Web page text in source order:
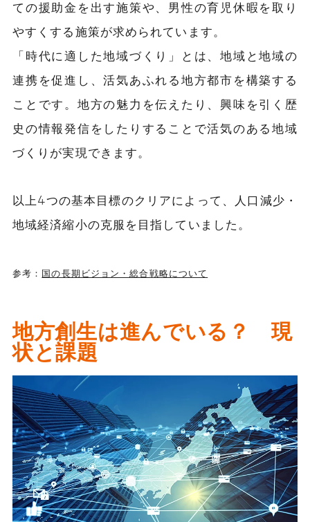
ての援助金を出す施策や、男性の育児休暇を取り
やすくする施策が求められています。
「時代に適した地域づくり」とは、地域と地域の
連携を促進し、活気あふれる地方都市を構築する
ことです。地方の魅力を伝えたり、興味を引く歴
史の情報発信をしたりすることで活気のある地域
づくりが実現できます。
以上4つの基本目標のクリアによって、人口減少・
地域経済縮小の克服を目指していました。
参考： 国の長期ビジョン・総合戦略について
地方創生は進んでいる？ 現
状と課題